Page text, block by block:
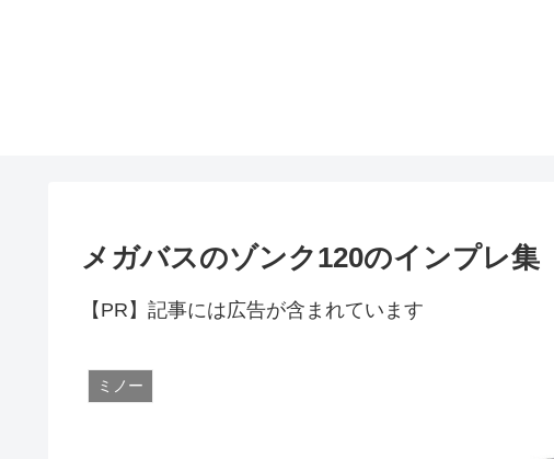
メガバスのゾンク120のインプレ集
【PR】記事には広告が含まれています
ミノー